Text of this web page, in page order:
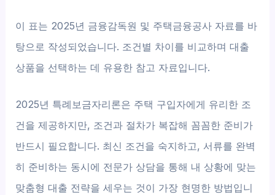
이 표는 2025년 금융감독원 및 주택금융공사 자료를 바
탕으로 작성되었습니다. 조건별 차이를 비교하며 대출
상품을 선택하는 데 유용한 참고 자료입니다.
2025년 특례보금자리론은 주택 구입자에게 유리한 조
건을 제공하지만, 조건과 절차가 복잡해 꼼꼼한 준비가
반드시 필요합니다. 최신 조건을 숙지하고, 서류를 완벽
히 준비하는 동시에 전문가 상담을 통해 내 상황에 맞는
맞춤형 대출 전략을 세우는 것이 가장 현명한 방법입니